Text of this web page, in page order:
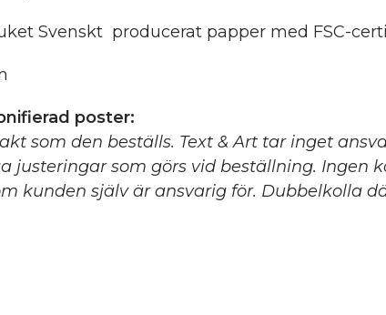
Svenskt producerat papper med FSC-
poster:
som den beställs. Text & Art tar inget
justeringar som görs vid beställning. Ingen
kunden själv är ansvarig för. Dubbelkolla